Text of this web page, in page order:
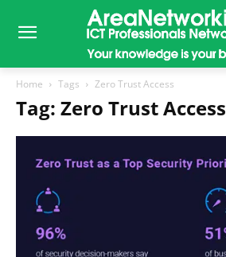
Home Tags Zero Trust Access
Tag: Zero Trust Access